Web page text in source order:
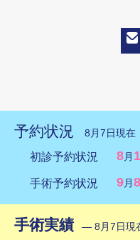
予約状況 8月7日現在
初診予約状況 8月
手術予約状況 9月8
手術実績 ― 8月7日現